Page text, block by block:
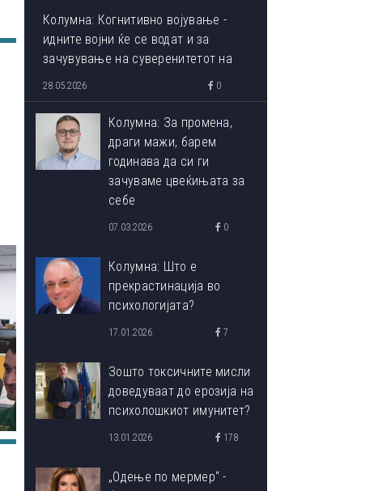
Колумна: Когнитивно војување -
идните војни ќе се водат и за
зачувување на суверенитетот на
сопствениот ум
28.05.2026 0
Колумна: За промена,
драги мажи, барем
годинава да си ги
зачуваме цвеќињата за
себе
07.03.2026 0
Колумна: Што е
прекрастинација во
психологијата?
17.01.2026 7
Зошто токсичните мисли
доведуваат до ерозија на
психолошкиот имунитет?
13.01.2026 178
„Одење по мермер“ -